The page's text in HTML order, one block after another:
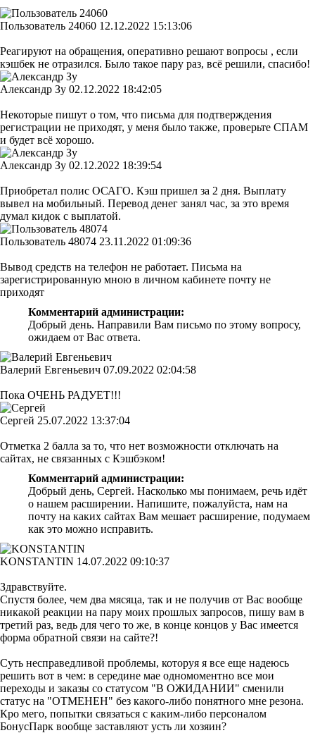
Пользователь 24060 12.12.2022 15:13:06
Реагируют на обращения, оперативно решают вопросы , если
кэшбек не отразился. Было такое пару раз, всё решили, спасибо!
Александр Зу 02.12.2022 18:42:05
Некоторые пишут о том, что письма для подтверждения
регистрации не приходят, у меня было также, проверьте СПАМ
и будет всё хорошо.
Александр Зу 02.12.2022 18:39:54
Приобретал полис ОСАГО. Кэш пришел за 2 дня. Выплату
вывел на мобильный. Перевод денег занял час, за это время
думал кидок с выплатой.
Пользователь 48074 23.11.2022 01:09:36
Вывод средств на телефон не работает. Письма на
зарегистрированную мною в личном кабинете почту не
приходят
Комментарий администрации:
Добрый день. Направили Вам письмо по этому вопросу,
ожидаем от Вас ответа.
Валерий Евгеньевич 07.09.2022 02:04:58
Пока ОЧЕНЬ РАДУЕТ!!!
Сергей 25.07.2022 13:37:04
Отметка 2 балла за то, что нет возможности отключать на
сайтах, не связанных с Кэшбэком!
Комментарий администрации:
Добрый день, Сергей. Насколько мы понимаем, речь идёт
о нашем расширении. Напишите, пожалуйста, нам на
почту на каких сайтах Вам мешает расширение, подумаем
как это можно исправить.
KONSTANTIN 14.07.2022 09:10:37
Здравствуйте.
Спустя более, чем два мясяца, так и не получив от Вас вообще
никакой реакции на пару моих прошлых запросов, пишу вам в
третий раз, ведь для чего то же, в конце концов у Вас имеется
форма обратной связи на сайте?!
Суть несправедливой проблемы, которуя я все еще надеюсь
решить вот в чем: в середине мае одномоментно все мои
переходы и заказы со статусом "В ОЖИДАНИИ" сменили
статус на "ОТМЕНЕН" без какого-либо понятного мне резона.
Кро мего, попытки связаться с каким-либо персоналом
БонусПарк вообще заставляют усть ли хозяин?